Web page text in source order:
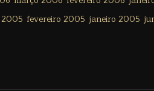
fevereiro 2005 janeiro 2005